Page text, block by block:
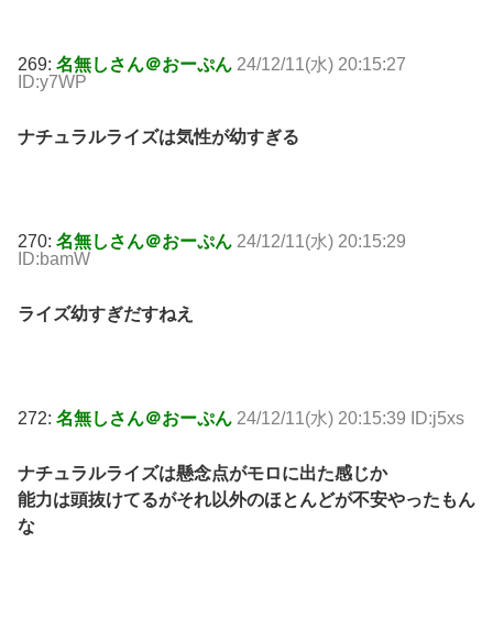
269: 名無しさん＠おーぷん 24/12/11(水) 20:15:27
ID:y7WP
ナチュラルライズは気性が幼すぎる
270: 名無しさん＠おーぷん 24/12/11(水) 20:15:29
ID:bamW
ライズ幼すぎだすねえ
272: 名無しさん＠おーぷん 24/12/11(水) 20:15:39 ID:j5xs
ナチュラルライズは懸念点がモロに出た感じか
能力は頭抜けてるがそれ以外のほとんどが不安やったもん
な